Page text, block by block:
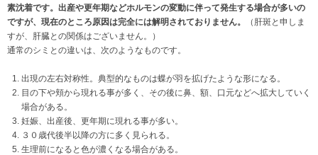
素沈着です。出産や更年期などホルモンの変動に伴って発生する場合が多いの
ですが、現在のところ原因は完全には解明されておりません。
（肝斑と申しま
すが、肝臓との関係はございません。）
通常のシミとの違いは、次のようなものです。
出現の左右対称性。典型的なものは蝶が羽を拡げたような形になる。
目の下や頬から現れる事が多く、その後に鼻、額、口元などへ拡大していく
場合がある。
妊娠、出産後、更年期に現れる事が多い。
３０歳代後半以降の方に多く見られる。
生理前になると色が濃くなる場合がある。